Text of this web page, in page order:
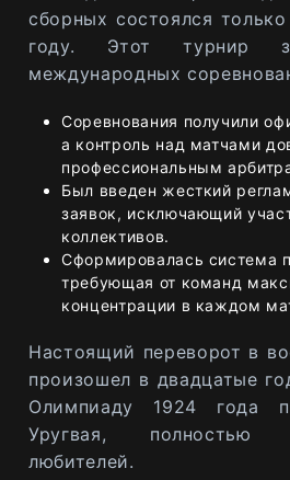
сборных состоялся
году. Этот турнир
международных
Соревнования получили
а контроль над матчами
профессиональным
Был введен жесткий
заявок, исключающий
коллективов.
Сформировалась система
требующая от команд
концентрации в каждом
Настоящий переворот в
произошел в двадцатые
Олимпиаду 1924 года
Уругвая, полностью
любителей.